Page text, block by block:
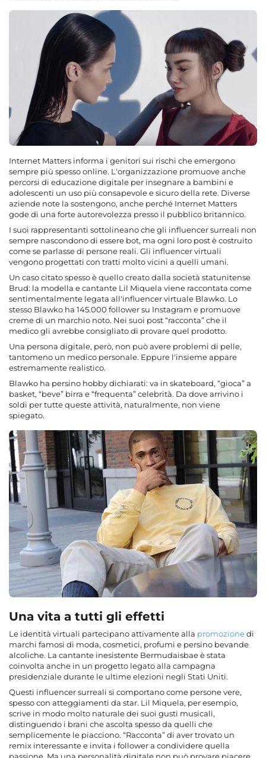
Internet Matters informa i genitori sui rischi che emergono
sempre più spesso online. L'organizzazione promuove anche
percorsi di educazione digitale per insegnare a bambini e
adolescenti un uso più consapevole e sicuro della rete. Diverse
aziende note la sostengono, anche perché Internet Matters
gode di una forte autorevolezza presso il pubblico britannico.
I suoi rappresentanti sottolineano che gli influencer surreali non
sempre nascondono di essere bot, ma ogni loro post è costruito
come se parlasse di persone reali. Gli influencer virtuali
vengono progettati con tratti molto vicini a quelli umani.
Un caso citato spesso è quello creato dalla società statunitense
Brud: la modella e cantante Lil Miquela viene raccontata come
sentimentalmente legata all'influencer virtuale Blawko. Lo
stesso Blawko ha 145.000 follower su Instagram e promuove
creme di un marchio noto. Nei suoi post “racconta” che il
medico gli avrebbe consigliato di provare quel prodotto.
Una persona digitale, però, non può avere problemi di pelle,
tantomeno un medico personale. Eppure l'insieme appare
estremamente realistico.
Blawko ha persino hobby dichiarati: va in skateboard, “gioca” a
basket, “beve” birra e “frequenta” celebrità. Da dove arrivino i
soldi per tutte queste attività, naturalmente, non viene
spiegato.
Una vita a tutti gli effetti
Le identità virtuali partecipano attivamente alla promozionedi
marchi famosi di moda, cosmetici, profumi e persino bevande
alcoliche. La cantante inesistente Bermudaisbae è stata
coinvolta anche in un progetto legato alla campagna
presidenziale durante le ultime elezioni negli Stati Uniti.
Questi influencer surreali si comportano come persone vere,
spesso con atteggiamenti da star. Lil Miquela, per esempio,
scrive in modo molto naturale dei suoi gusti musicali,
distinguendo i brani che ascolta spesso da quelli che
semplicemente le piacciono. “Racconta” di aver trovato un
remix interessante e invita i follower a condividere quella